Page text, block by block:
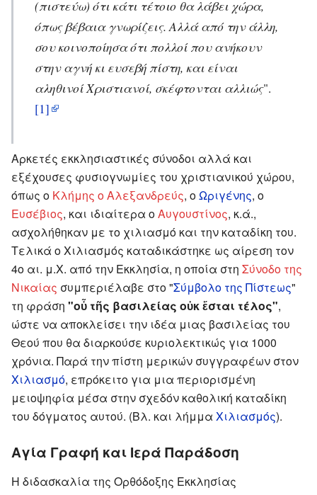
(πιστεύω) ότι κάτι τέτοιο θα λάβει χώρα,
όπως βέβαια γνωρίζεις. Αλλά από την άλλη,
σου κοινοποίησα ότι πολλοί που ανήκουν
στην αγνή κι ευσεβή πίστη, και είναι
αληθινοί Χριστιανοί, σκέφτονται αλλιώς".
[1]
Αρκετές εκκλησιαστικές σύνοδοι αλλά και
εξέχουσες φυσιογνωμίες του χριστιανικού χώρου,
όπως ο Κλήμης ο Αλεξανδρεύς, οΩριγένης, ο
Ευσέβιος, και ιδιαίτερα οΑυγουστίνος, κ.ά.,
ασχολήθηκαν με το χιλιασμό και την καταδίκη του.
Τελικά ο Χιλιασμός καταδικάστηκε ως αίρεση τον
4ο αι. μ.Χ. από την Εκκλησία, η οποία στη Σύνοδο της
Νικαίας συμπεριέλαβε στο "Σύμβολο της Πίστεως"
τη φράση "οὗ τῆς βασιλείας οὐκ ἔσται τέλος",
ώστε να αποκλείσει την ιδέα μιας βασιλείας του
Θεού που θα διαρκούσε κυριολεκτικώς για 1000
χρόνια. Παρά την πίστη μερικών συγγραφέων στον
Χιλιασμό, επρόκειτο για μια περιορισμένη
μειοψηφία μέσα στην σχεδόν καθολική καταδίκη
του δόγματος αυτού. (Βλ. και λήμμα Χιλιασμός).
Αγία Γραφή και Ιερά Παράδοση
Η διδασκαλία της Ορθόδοξης Εκκλησίας